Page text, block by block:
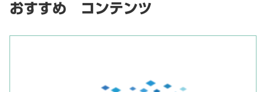
おすすめ コンテンツ